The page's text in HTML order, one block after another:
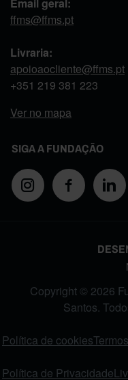
Email geral:
ffms@ffms.pt
Livraria:
apoioaocliente@ffms.pt
+351 219 381 223
Ver no mapa
SIGA A FUNDAÇÃO
Copyright © 2026
Santos.
Política de cookies
Política de Privacidade